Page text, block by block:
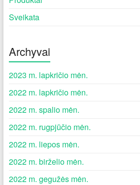
Sveikata
Archyvai
2023 m. lapkričio mėn.
2022 m. lapkričio mėn.
2022 m. spalio mėn.
2022 m. rugpjūčio mėn.
2022 m. liepos mėn.
2022 m. birželio mėn.
2022 m. gegužės mėn.